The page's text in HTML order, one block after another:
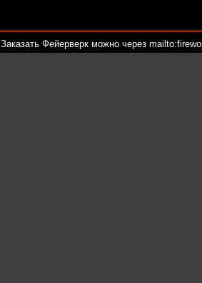
Заказать Фейерверк можно через